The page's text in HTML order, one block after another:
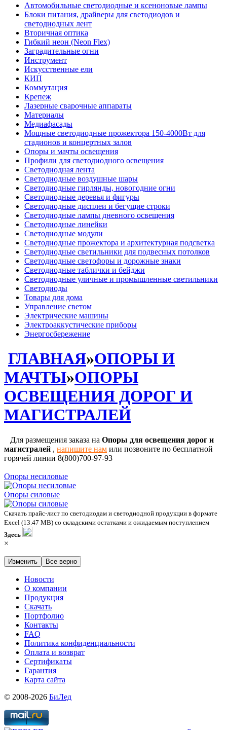
Автомобильные светодиодные и ксеноновые лампы
Блоки питания, драйверы для светодиодов и
светодиодных лент
Вторичная оптика
Гибкий неон (Neon Flex)
Заградительные огни
Инструмент
Искусственные ели
КИП
Коммутация
Крепеж
Лазерные сварочные аппараты
Материалы
Медиафасады
Мощные светодиодные прожектора 150-4000Вт для
стадионов и концертных залов
Опоры и мачты освещения
Профили для светодиодного освещения
Светодиодная лента
Светодиодные воздушные шары
Светодиодные гирлянды, новогодние огни
Светодиодные деревья и фигуры
Светодиодные дисплеи и бегущие строки
Светодиодные лампы дневного освещения
Светодиодные линейки
Светодиодные модули
Светодиодные прожектора и архитектурная подсветка
Светодиодные светильники для подвесных потолков
Светодиодные светофоры и дорожные знаки
Светодиодные таблички и бейджи
Светодиодные уличные и промышленные светильники
Светодиоды
Товары для дома
Управление светом
Электрические машины
Электроаккустические приборы
Энергосбережение
ГЛАВНАЯ»ОПОРЫ И
МАЧТЫ»ОПОРЫ
ОСВЕЩЕНИЯ ДОРОГ И
МАГИСТРАЛЕЙ
Для размещения заказа на Опоры для освещения дорог и
магистралей , напишите нам или позвоните по бесплатной
горячей линии 8(800)700-97-93
Опоры несиловые
Опоры силовые
Скачать прайс-лист по светодиодам и светодиодной продукции в формате
Excel (13.47 MB) со складскими остатками и ожидаемым поступлением
Здесь
×
Изменить Все верно
Новости
О компании
Продукция
Скачать
Портфолио
Контакты
FAQ
Политика конфиденциальности
Оплата и возврат
Сертификаты
Гарантия
Карта сайта
© 2008-2026 БиЛед